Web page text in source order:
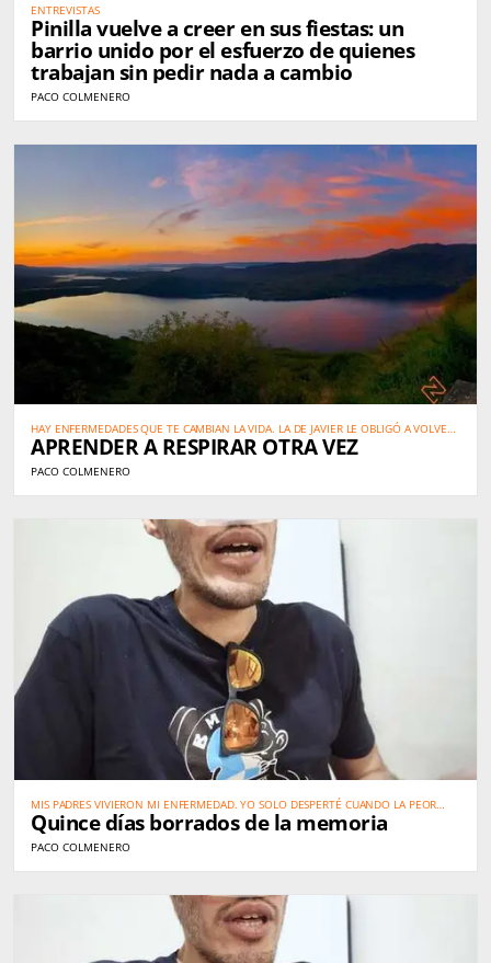
ENTREVISTAS
Pinilla vuelve a creer en sus fiestas: un
barrio unido por el esfuerzo de quienes
trabajan sin pedir nada a cambio
PACO COLMENERO
HAY ENFERMEDADES QUE TE CAMBIAN LA VIDA. LA DE JAVIER LE OBLIGÓ A VOLVER
A APRENDER A VIVIRLA DESDE EL PRINCIPIO
APRENDER A RESPIRAR OTRA VEZ
PACO COLMENERO
MIS PADRES VIVIERON MI ENFERMEDAD. YO SOLO DESPERTÉ CUANDO LA PEOR
PARTE YA HABÍA PASADO
Quince días borrados de la memoria
PACO COLMENERO